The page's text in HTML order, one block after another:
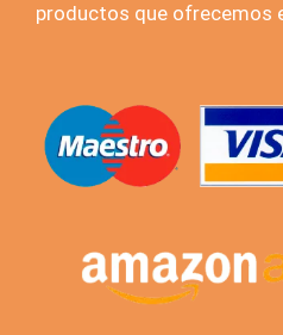
productos que ofrecemos